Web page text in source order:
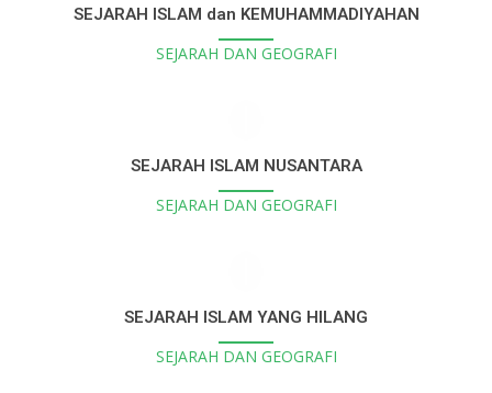
SEJARAH ISLAM dan KEMUHAMMADIYAHAN
SEJARAH DAN GEOGRAFI
SEJARAH ISLAM NUSANTARA
SEJARAH DAN GEOGRAFI
SEJARAH ISLAM YANG HILANG
SEJARAH DAN GEOGRAFI